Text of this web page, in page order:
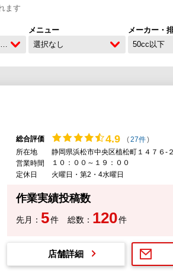
ます
メニュー
選択なし
メーカー・
50cc以下
総合評価 4.9 (27件)
所在地
静岡県浜松市中央区植松町１４７６-２
営業時間
１０：００～１９：００
定休日
火曜日・第2・4水曜日
作業実績投稿数
先月： 5件 総数： 120件
店舗詳細